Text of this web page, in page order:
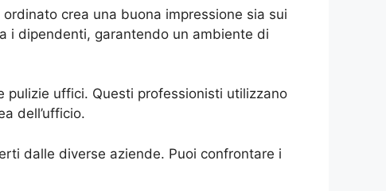
crea una buona impressione sia sui
i dipendenti, garantendo un ambiente di
uffici. Questi professionisti utilizzano
dell’ufficio.
dalle diverse aziende. Puoi confrontare i